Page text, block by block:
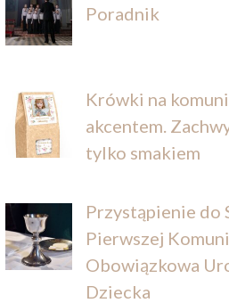
Poradnik
Krówki na
akcentem.
tylko smakiem
Przystąpienie do
Pierwszej
Obowiązkowa
Dziecka